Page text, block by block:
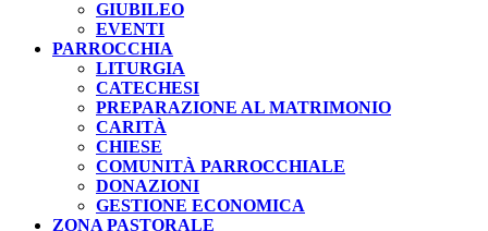
GIUBILEO
EVENTI
PARROCCHIA
LITURGIA
CATECHESI
PREPARAZIONE AL MATRIMONIO
CARITÀ
CHIESE
COMUNITÀ PARROCCHIALE
DONAZIONI
GESTIONE ECONOMICA
ZONA PASTORALE